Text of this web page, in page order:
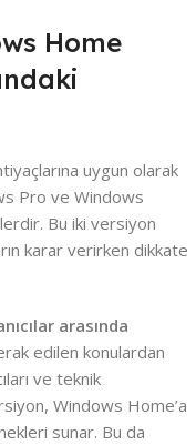
Home
uygun olarak
Pro ve Windows
Bu iki versiyon
karar verirken dikkate
arasında
edilen konulardan
ve teknik
Windows Home’a
sunar. Bu da